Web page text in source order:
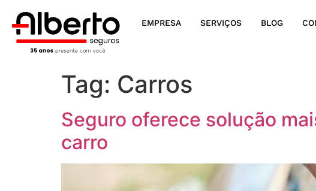
EMPRESA SERVIÇOS BLOG
Tag: Carros
Seguro oferece solução
carro